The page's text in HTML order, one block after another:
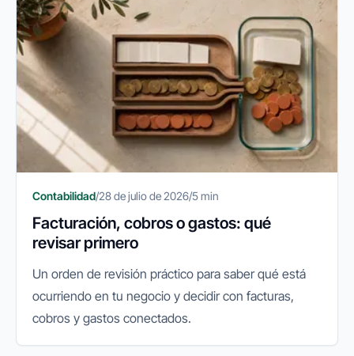
Contabilidad/28 de julio de 2026/5 min
Facturación, cobros o gastos: qué
revisar primero
Un orden de revisión práctico para saber qué está
ocurriendo en tu negocio y decidir con facturas,
cobros y gastos conectados.